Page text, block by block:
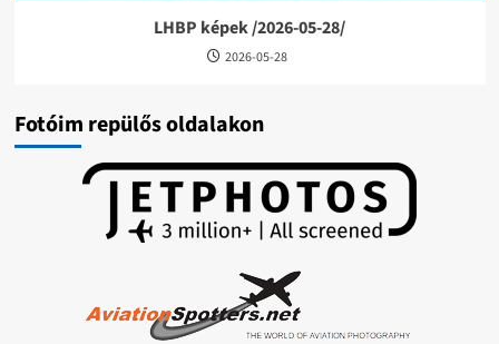
LHBP képek /2026-05-28/
2026-05-28
Fotóim repülős oldalakon